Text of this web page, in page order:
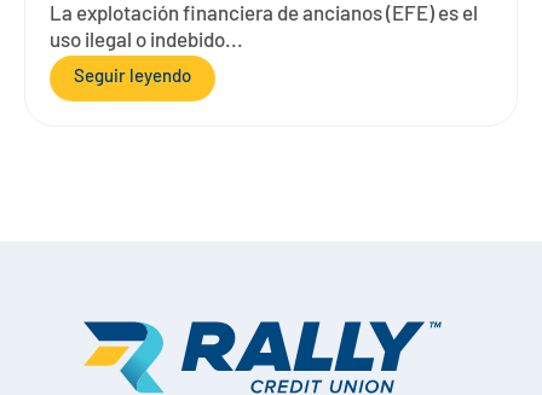
La explotación financiera de ancianos (EFE) es el
uso ilegal o indebido...
Seguir leyendo